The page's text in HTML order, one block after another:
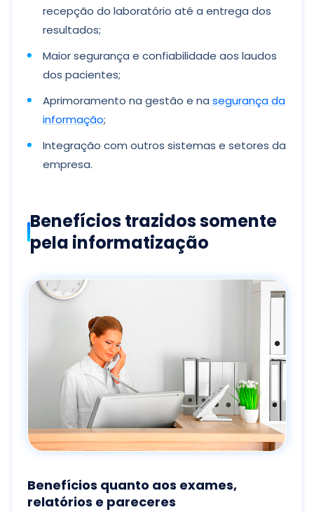
recepção do laboratório até a entrega dos
resultados;
Maior segurança e confiabilidade aos laudos
dos pacientes;
Aprimoramento na gestão e na segurança da
informação;
Integração com outros sistemas e setores da
empresa.
Benefícios trazidos somente
pela informatização
Benefícios quanto aos exames,
relatórios e pareceres